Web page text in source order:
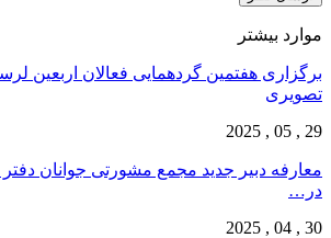
موارد بیشتر
برگزاری هفتمین گردهمایی فعالان اربعین
تصویری
29 , 05 , 2025
معارفه دبیر جدید مجمع مشورتی جوانان دفتر
در…
30 , 04 , 2025